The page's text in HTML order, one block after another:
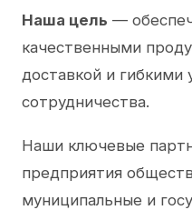
Наша цель —
качественными
доставкой и гибкими
сотрудничества.
Наши ключевые
предприятия
муниципальные и